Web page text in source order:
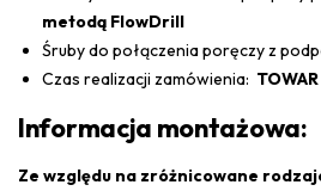
metodą FlowDrill
Śruby do połączenia poręczy z
Czas realizacji zamówienia:
Informacja montażowa:
Ze względu na zróżnicowane